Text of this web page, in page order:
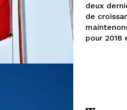
deux
de
pour 2018